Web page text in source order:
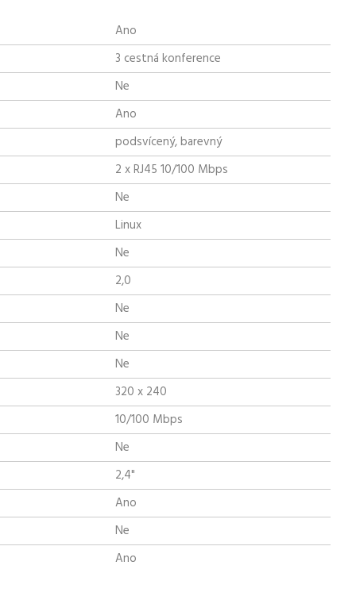
Ano
3 cestná konference
Ne
Ano
podsvícený, barevný
2 x RJ45 10/100 Mbps
Ne
Linux
Ne
2,0
Ne
Ne
Ne
320 x 240
10/100 Mbps
Ne
2,4"
Ano
Ne
Ano